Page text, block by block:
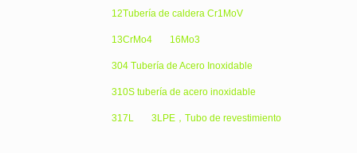
12Tubería de caldera Cr1MoV
13CrMo4 16Mo3
304 Tubería de Acero Inoxidable
310S tubería de acero inoxidable
317L 3LPE，Tubo de revestimiento